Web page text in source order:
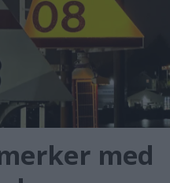
med